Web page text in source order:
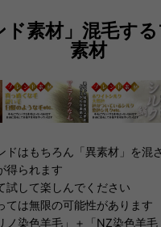
ド素材」混毛す
素材
ドはもちろん「異素材」を混
得られます
試して楽しんでください
ては無限の可能性があります
ノ染色羊毛」＋「NZ染色羊毛